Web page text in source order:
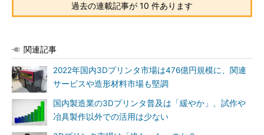
過去の連載記事が 10 件あります
関連記事
2022年国内3Dプリンタ市場は476億円規模に、関連
サービスや造形材料市場も堅調
国内製造業の3Dプリンタ普及は「緩やか」、試作や
冶具製作以外での活用は少ない